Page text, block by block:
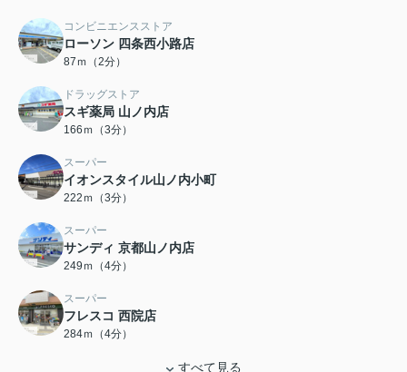
コンビニエンスストア
ローソン 四条西小路店
87ｍ（2分）
ドラッグストア
スギ薬局 山ノ内店
166ｍ（3分）
スーパー
イオンスタイル山ノ内小町
222ｍ（3分）
スーパー
サンディ 京都山ノ内店
249ｍ（4分）
スーパー
フレスコ 西院店
284ｍ（4分）
すべて見る